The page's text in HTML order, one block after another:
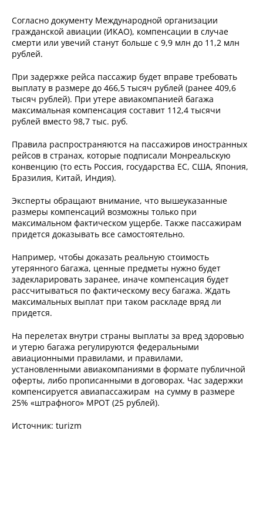
Согласно документу Международной организации
гражданской авиации (ИКАО), компенсации в случае
смерти или увечий станут больше с 9,9 млн до 11,2 млн
рублей.
При задержке рейса пассажир будет вправе требовать
выплату в размере до 466,5 тысяч рублей (ранее 409,6
тысяч рублей). При утере авиакомпанией багажа
максимальная компенсация составит 112,4 тысячи
рублей вместо 98,7 тыс. руб.
Правила распространяются на пассажиров иностранных
рейсов в странах, которые подписали Монреальскую
конвенцию (то есть Россия, государства ЕС, США, Япония,
Бразилия, Китай, Индия).
Эксперты обращают внимание, что вышеуказанные
размеры компенсаций возможны только при
максимальном фактическом ущербе. Также пассажирам
придется доказывать все самостоятельно.
Например, чтобы доказать реальную стоимость
утерянного багажа, ценные предметы нужно будет
задекларировать заранее, иначе компенсация будет
рассчитываться по фактическому весу багажа. Ждать
максимальных выплат при таком раскладе вряд ли
придется.
На перелетах внутри страны выплаты за вред здоровью
и утерю багажа регулируются федеральными
авиационными правилами, и правилами,
установленными авиакомпаниями в формате публичной
оферты, либо прописанными в договорах. Час задержки
компенсируется авиапассажирам на сумму в размере
25% «штрафного» МРОТ (25 рублей).
Источник: turizm